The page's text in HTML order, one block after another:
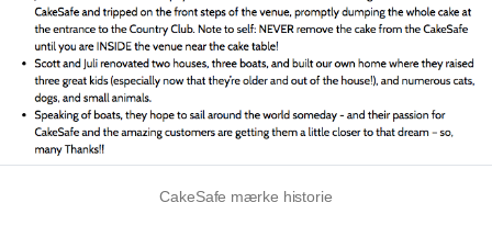
CakeSafe mærke historie